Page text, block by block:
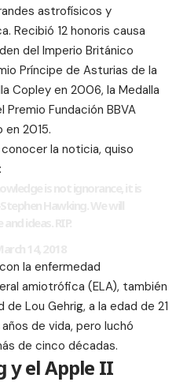
astrofísicos y
Recibió 12 honoris causa
del Imperio Británico
Príncipe de Asturias de la
Copley en 2006, la Medalla
Fundación BBVA
2015.
la noticia, quiso
la enfermedad
amiotrófica (ELA), también
Lou Gehrig, a la edad de 21
de vida, pero luchó
de cinco décadas.
y el Apple II